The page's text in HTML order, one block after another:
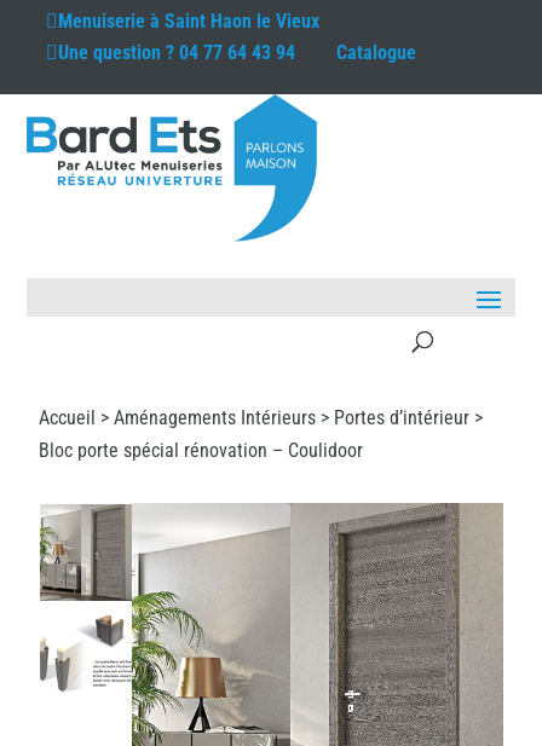
Menuiserie àSaint Haon le Vieux
Une question ?04 77 64 43 94 Catalogue
Accueil > Aménagements Intérieurs > Portes d’intérieur >
Bloc porte spécial rénovation – Coulidoor